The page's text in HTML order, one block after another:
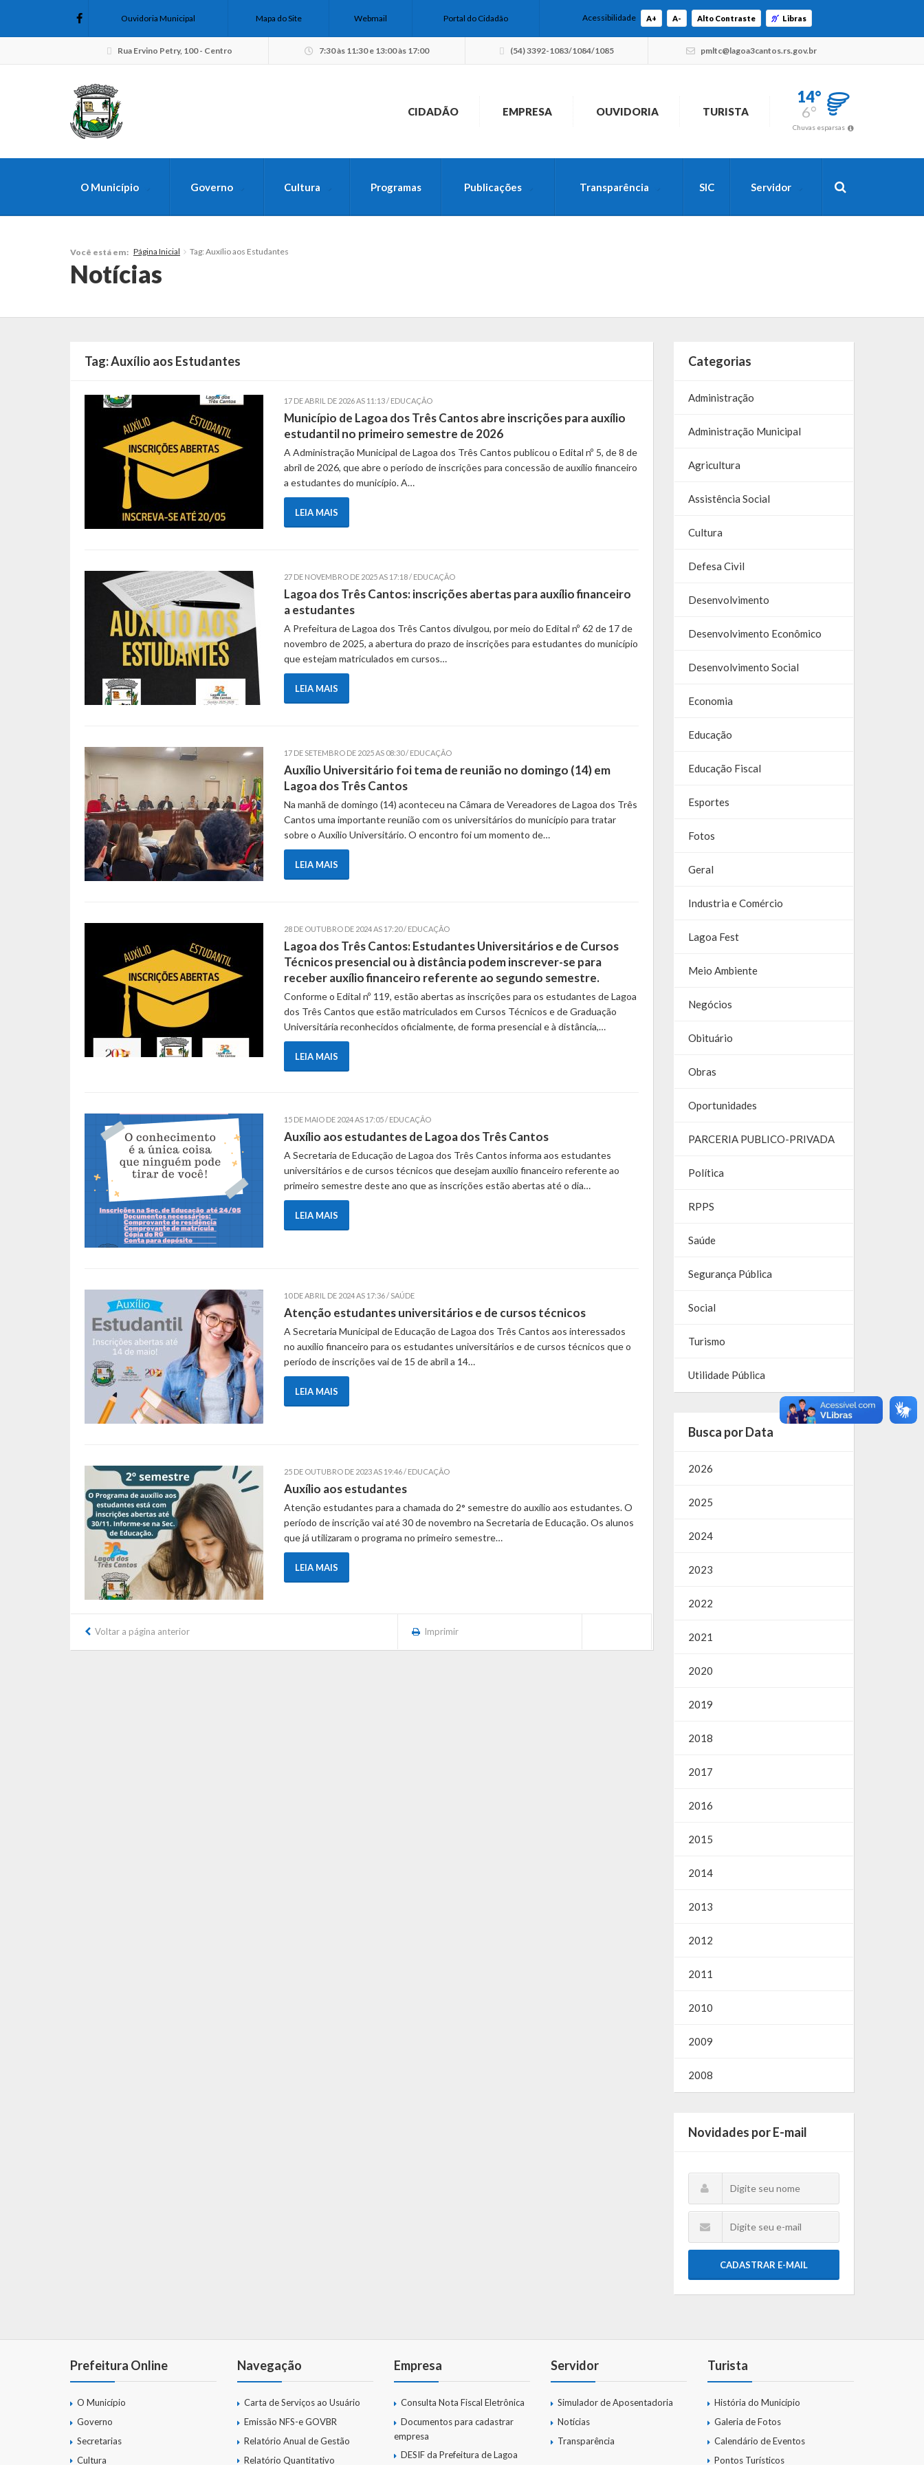
Ouvidoria Municipal Mapa do Site Webmail Portal do Cidadão Acessibilidade A+ A- Alto Contraste Libras
Rua Ervino Petry, 100 - Centro 7:30 às 11:30 e 13:00 às 17:00 (54) 3392-1083/1084/1085 pmltc@lagoa3cantos.rs.gov.br
CIDADÃO EMPRESA OUVIDORIA TURISTA
14°
6°
Chuvas esparsas
O Município Governo Cultura Programas Publicações Transparência SIC Servidor
Você está em: Página Inicial Tag: Auxílio aos Estudantes
Notícias
Tag:Auxílio aos Estudantes
17 DE ABRIL DE 2026 AS 11:13 / EDUCAÇÃO
Município de Lagoa dos Três Cantos abre inscrições para auxílio
estudantil no primeiro semestre de 2026
A Administração Municipal de Lagoa dos Três Cantos publicou o Edital nº 5, de 8 de
abril de 2026, que abre o período de inscrições para concessão de auxílio financeiro
a estudantes do município. A…
LEIA MAIS
27 DE NOVEMBRO DE 2025 AS 17:18 / EDUCAÇÃO
Lagoa dos Três Cantos: inscrições abertas para auxílio financeiro
a estudantes
A Prefeitura de Lagoa dos Três Cantos divulgou, por meio do Edital nº 62 de 17 de
novembro de 2025, a abertura do prazo de inscrições para estudantes do município
que estejam matriculados em cursos…
LEIA MAIS
17 DE SETEMBRO DE 2025 AS 08:30 / EDUCAÇÃO
Auxílio Universitário foi tema de reunião no domingo (14) em
Lagoa dos Três Cantos
Na manhã de domingo (14) aconteceu na Câmara de Vereadores de Lagoa dos Três
Cantos uma importante reunião com os universitários do município para tratar
sobre o Auxílio Universitário. O encontro foi um momento de…
LEIA MAIS
28 DE OUTUBRO DE 2024 AS 17:20 / EDUCAÇÃO
Lagoa dos Três Cantos: Estudantes Universitários e de Cursos
Técnicos presencial ou à distância podem inscrever-se para
receber auxílio financeiro referente ao segundo semestre.
Conforme o Edital nº 119, estão abertas as inscrições para os estudantes de Lagoa
dos Três Cantos que estão matriculados em Cursos Técnicos e de Graduação
Universitária reconhecidos oficialmente, de forma presencial e à distância,…
LEIA MAIS
15 DE MAIO DE 2024 AS 17:05 / EDUCAÇÃO
Auxílio aos estudantes de Lagoa dos Três Cantos
A Secretaria de Educação de Lagoa dos Três Cantos informa aos estudantes
universitários e de cursos técnicos que desejam auxílio financeiro referente ao
primeiro semestre deste ano que as inscrições estão abertas até o dia…
LEIA MAIS
10 DE ABRIL DE 2024 AS 17:36 / SAÚDE
Atenção estudantes universitários e de cursos técnicos
A Secretaria Municipal de Educação de Lagoa dos Três Cantos aos interessados
no auxílio financeiro para os estudantes universitários e de cursos técnicos que o
período de inscrições vai de 15 de abril a 14…
LEIA MAIS
25 DE OUTUBRO DE 2023 AS 19:46 / EDUCAÇÃO
Auxílio aos estudantes
Atenção estudantes para a chamada do 2° semestre do auxílio aos estudantes. O
período de inscrição vai até 30 de novembro na Secretaria de Educação. Os alunos
que já utilizaram o programa no primeiro semestre…
LEIA MAIS
Voltar a página anterior Imprimir
Categorias
Administração
Administração Municipal
Agricultura
Assistência Social
Cultura
Defesa Civil
Desenvolvimento
Desenvolvimento Econômico
Desenvolvimento Social
Economia
Educação
Educação Fiscal
Esportes
Fotos
Geral
Industria e Comércio
Lagoa Fest
Meio Ambiente
Negócios
Obituário
Obras
Oportunidades
PARCERIA PUBLICO-PRIVADA
Política
RPPS
Saúde
Segurança Pública
Social
Turismo
Utilidade Pública
Busca por Data
2026
2025
2024
2023
2022
2021
2020
2019
2018
2017
2016
2015
2014
2013
2012
2011
2010
2009
2008
Novidades por E-mail
CADASTRAR E-MAIL
Prefeitura Online
O Município
Governo
Secretarias
Cultura
Navegação
Carta de Serviços ao Usuário
Emissão NFS-e GOVBR
Relatório Anual de Gestão
Relatório Quantitativo
Empresa
Consulta Nota Fiscal Eletrônica
Documentos para cadastrar
empresa
DESIF da Prefeitura de Lagoa
Servidor
Simulador de Aposentadoria
Notícias
Transparência
Turista
História do Município
Galeria de Fotos
Calendário de Eventos
Pontos Turísticos